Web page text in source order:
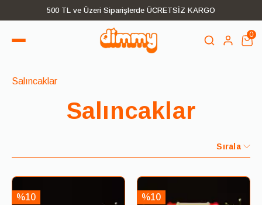
500 TL ve Üzeri Siparişlerde ÜCRETSİZ KARGO
0
Salıncaklar
Salıncaklar
Sırala
%10 %10